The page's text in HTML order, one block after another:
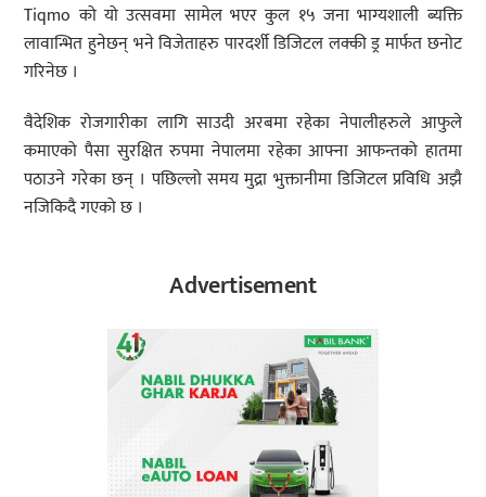
Tiqmo को यो उत्सवमा सामेल भएर कुल १५ जना भाग्यशाली ब्यक्ति
लावान्भित हुनेछन् भने विजेताहरु पारदर्शी डिजिटल लक्की ड्र मार्फत छनोट
गरिनेछ ।
वैदेशिक रोजगारीका लागि साउदी अरबमा रहेका नेपालीहरुले आफुले
कमाएको पैसा सुरक्षित रुपमा नेपालमा रहेका आफ्ना आफन्तको हातमा
पठाउने गरेका छन् । पछिल्लो समय मुद्रा भुक्तानीमा डिजिटल प्रविधि अझै
नजिकिदै गएको छ ।
Advertisement